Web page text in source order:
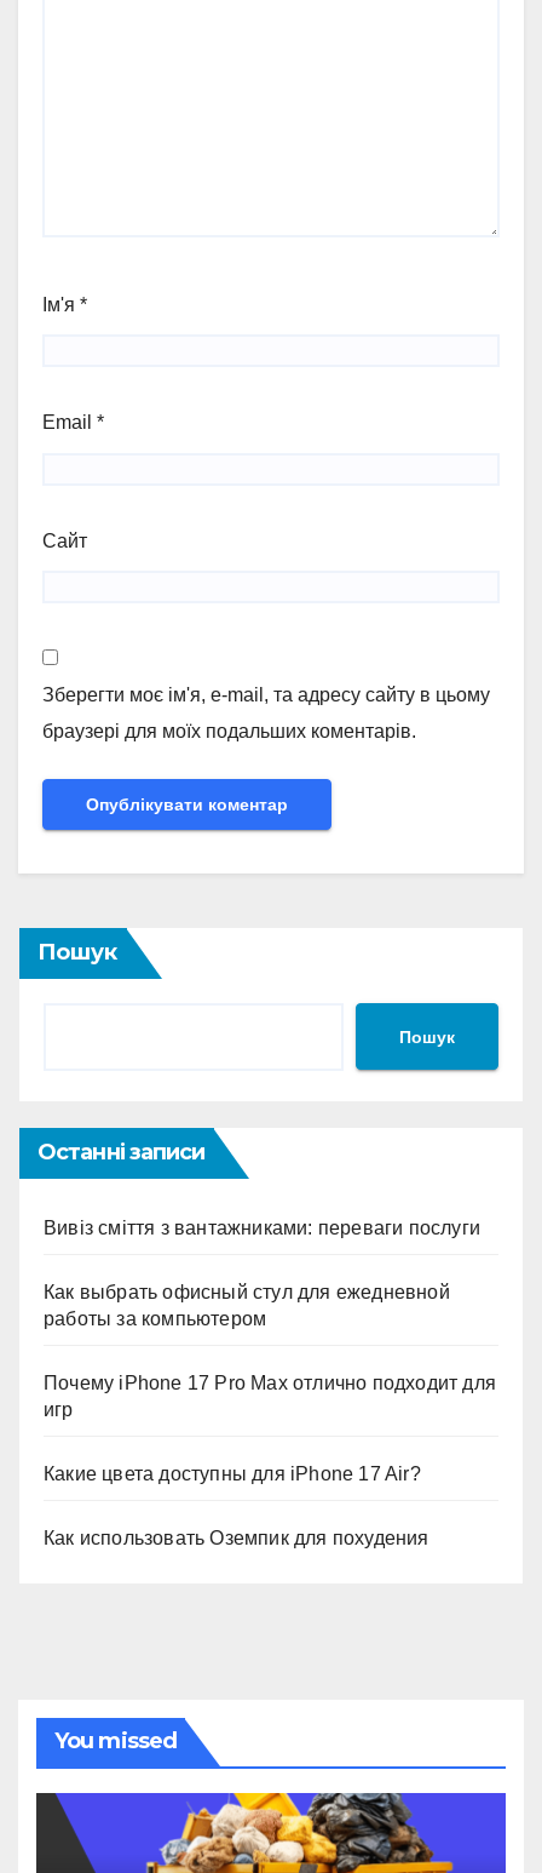
Ім'я *
Email *
Сайт
Зберегти моє ім'я, e-mail, та адресу сайту в цьому
браузері для моїх подальших коментарів.
Пошук
Пошук
Останні записи
Вивіз сміття з вантажниками: переваги послуги
Как выбрать офисный стул для ежедневной
работы за компьютером
Почему iPhone 17 Pro Max отлично подходит для
игр
Какие цвета доступны для iPhone 17 Air?
Как использовать Оземпик для похудения
You missed